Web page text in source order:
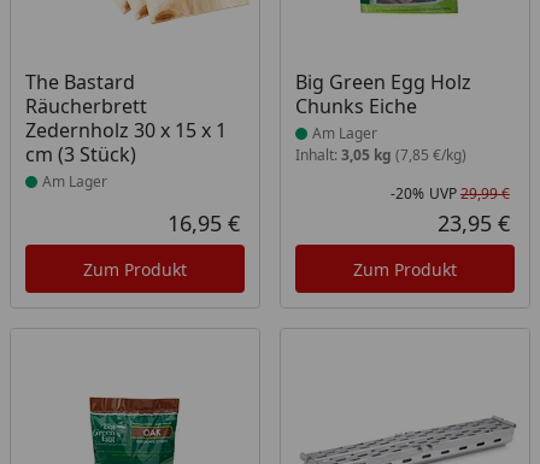
The Bastard
Räucherbrett
Zedernholz 30 x 15 x 1
cm (3 Stück)
Produkt am Lager
Am Lager
Aktueller Preis
16,95 €
Zum Produkt
Big Green Egg Holz
Chunks Eiche
Produkt am Lager
Am Lager
Inhalt: 3,05 kg (7,85 €/kg)
-20% UVP29,99 €
23,95 €
Zum Produkt